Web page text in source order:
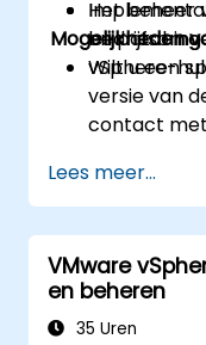
Het beheer
en
vSphere-
Mogelijkheden
Wilt u een
versie van
contact
Lees meer...
VMware
en beheren
35 Uren